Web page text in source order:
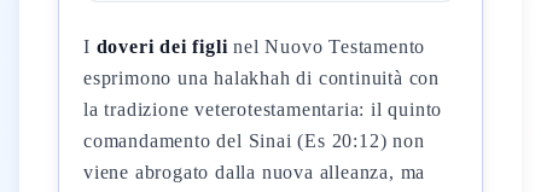
I doveri dei figli nel Nuovo Testamento
esprimono una halakhah di continuità con
la tradizione veterotestamentaria: il quinto
comandamento del Sinai (Es 20:12) non
viene abrogato dalla nuova alleanza, ma